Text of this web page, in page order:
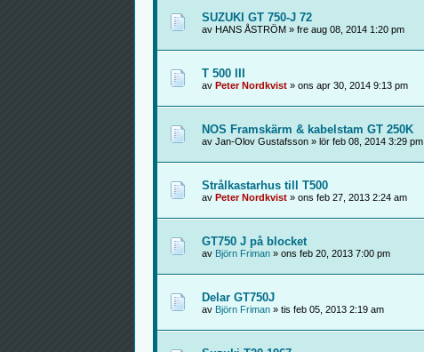
SUZUKI GT 750-J 72
av HANS ÅSTRÖM » fre aug 08, 2014 1:20 pm
T 500 III
av Peter Nordkvist» ons apr 30, 2014 9:13 pm
NOS Framskärm & kabelstam GT 250K
av Jan-Olov Gustafsson » lör feb 08, 2014 3:29 pm
Strålkastarhus till T500
av Peter Nordkvist» ons feb 27, 2013 2:24 am
GT750 J på blocket
av Björn Friman» ons feb 20, 2013 7:00 pm
Delar GT750J
av Björn Friman» tis feb 05, 2013 2:19 am